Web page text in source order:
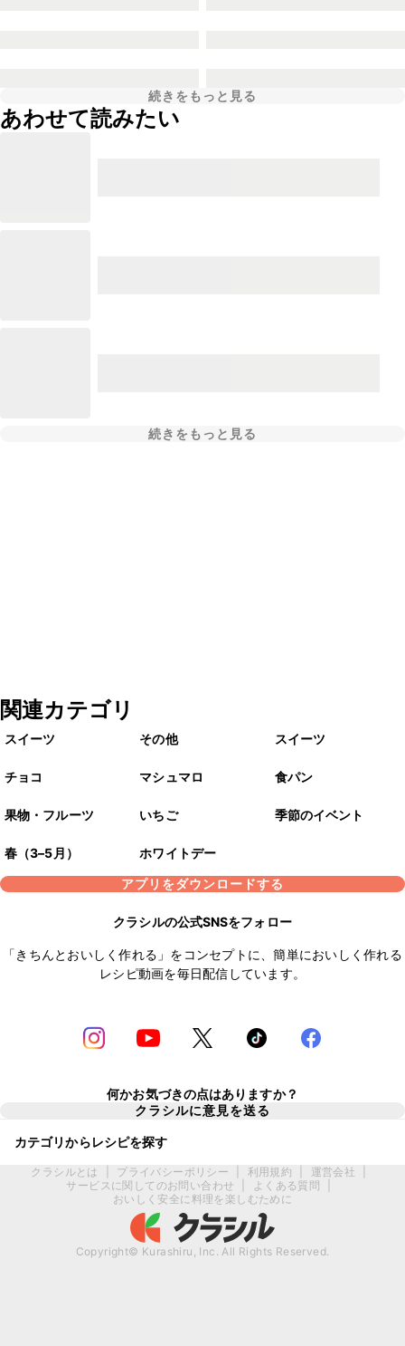
続きをもっと見る
あわせて読みたい
続きをもっと見る
関連カテゴリ
スイーツ その他 スイーツ
チョコ マシュマロ 食パン
果物・フルーツ いちご 季節のイベント
春（3–5月）
ホワイトデー
アプリをダウンロードする
クラシルの公式SNSをフォロー
「きちんとおいしく作れる」をコンセプトに、簡単においしく作れる
レシピ動画を毎日配信しています。
何かお気づきの点はありますか？
クラシルに意見を送る
カテゴリからレシピを探す
クラシルとは プライバシーポリシー 利用規約 運営会社
サービスに関してのお問い合わせ
よくある質問
おいしく安全に料理を楽しむために
Copyright© Kurashiru, Inc. All Rights Reserved.